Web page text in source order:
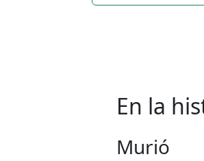
En la
Murió